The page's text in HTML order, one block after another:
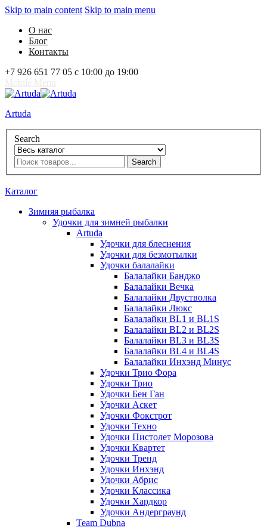
Skip to main content Skip to main menu
О нас
Блог
Контакты
+7 926 651 77 05 с 10:00 до 19:00
Artuda
Search
Search
Каталог
Зимняя рыбалка
Удочки для зимней рыбалки
Artuda
Удочки для блеснения
Удочки для безмотылки
Удочки балалайки
Балалайки Банджо
Балалайки Вечка
Балалайки Двустволка
Балалайки Люкс
Балалайки BL1 и BL1S
Балалайки BL2 и BL2S
Балалайки BL3 и BL3S
Балалайки BL4 и BL4S
Балалайки Инхэнд Минус
Удочки Трио Фора
Удочки Трио
Удочки Бен Ган
Удочки Аскет
Удочки Фокстрот
Удочки Техно
Удочки Пистолет Морозова
Удочки Квартет
Удочки Тренд
Удочки Инхэнд
Удочки Абрис
Удочки Классика
Удочки Хардкор
Удочки Андерграунд
Team Dubna